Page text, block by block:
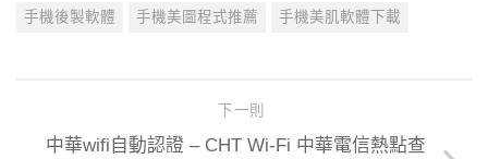
手機後製軟體 手機美圖程式推薦 手機美肌軟體下載
下一則
中華wifi自動認證 – CHT Wi-Fi 中華電信熱點查